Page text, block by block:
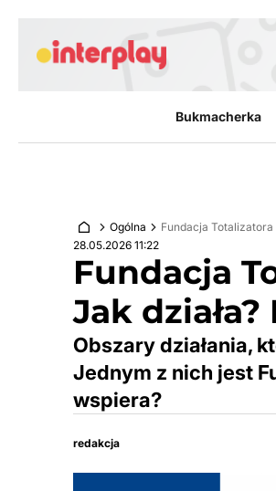
Bukmacherka
Ogólna
Fundacja
28.05.2026 11:22
Fundacja
Jak
Obszary działania,
Jednym z nich jest
wspiera?
redakcja